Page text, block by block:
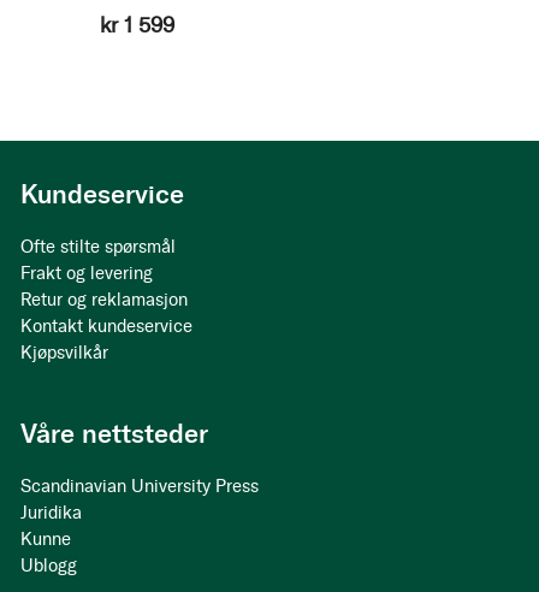
kr 1 599
Kundeservice
Ofte stilte spørsmål
Frakt og levering
Retur og reklamasjon
Kontakt kundeservice
Kjøpsvilkår
Våre nettsteder
Scandinavian University Press
Juridika
Kunne
Ublogg